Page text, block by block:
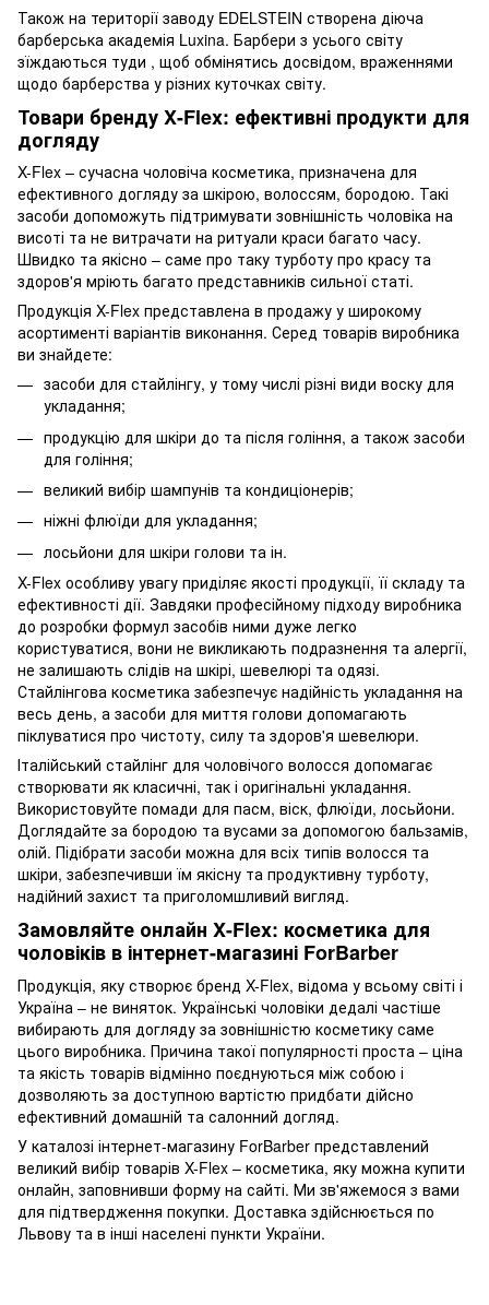
Також на території заводу EDELSTEIN створена діюча
барберська академія Luxina. Барбери з усього світу
зїждаються туди , щоб обмінятись досвідом, враженнями
щодо барберства у різних куточках світу.
Товари бренду X-Flex: ефективні продукти для
догляду
X-Flex – сучасна чоловіча косметика, призначена для
ефективного догляду за шкірою, волоссям, бородою. Такі
засоби допоможуть підтримувати зовнішність чоловіка на
висоті та не витрачати на ритуали краси багато часу.
Швидко та якісно – саме про таку турботу про красу та
здоров'я мріють багато представників сильної статі.
Продукція X-Flex представлена в продажу у широкому
асортименті варіантів виконання. Серед товарів виробника
ви знайдете:
засоби для стайлінгу, у тому числі різні види воску для
укладання;
продукцію для шкіри до та після гоління, а також засоби
для гоління;
великий вибір шампунів та кондиціонерів;
ніжні флюїди для укладання;
лосьйони для шкіри голови та ін.
X-Flex особливу увагу приділяє якості продукції, її складу та
ефективності дії. Завдяки професійному підходу виробника
до розробки формул засобів ними дуже легко
користуватися, вони не викликають подразнення та алергії,
не залишають слідів на шкірі, шевелюрі та одязі.
Стайлінгова косметика забезпечує надійність укладання на
весь день, а засоби для миття голови допомагають
піклуватися про чистоту, силу та здоров'я шевелюри.
Італійський стайлінг для чоловічого волосся допомагає
створювати як класичні, так і оригінальні укладання.
Використовуйте помади для пасм, віск, флюїди, лосьйони.
Доглядайте за бородою та вусами за допомогою бальзамів,
олій. Підібрати засоби можна для всіх типів волосся та
шкіри, забезпечивши їм якісну та продуктивну турботу,
надійний захист та приголомшливий вигляд.
Замовляйте онлайн X-Flex: косметика для
чоловіків в інтернет-магазині ForBarber
Продукція, яку створює бренд X-Flex, відома у всьому світі і
Україна – не виняток. Українські чоловіки дедалі частіше
вибирають для догляду за зовнішністю косметику саме
цього виробника. Причина такої популярності проста – ціна
та якість товарів відмінно поєднуються між собою і
дозволяють за доступною вартістю придбати дійсно
ефективний домашній та салонний догляд.
У каталозі інтернет-магазину ForBarber представлений
великий вибір товарів X-Flex – косметика, яку можна купити
онлайн, заповнивши форму на сайті. Ми зв'яжемося з вами
для підтвердження покупки. Доставка здійснюється по
Львову та в інші населені пункти України.